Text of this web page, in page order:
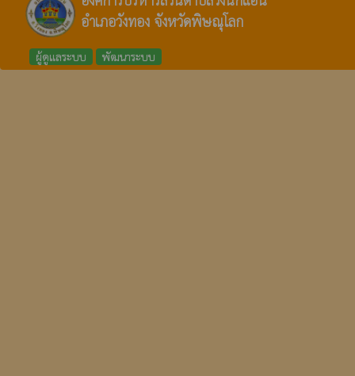
อำเภอวังทอง จังหวัดพิษณุโลก
ผู้ดูแลระบบ พัฒนาระบบ